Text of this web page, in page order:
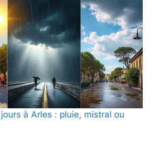
à Arles : pluie, mistral ou